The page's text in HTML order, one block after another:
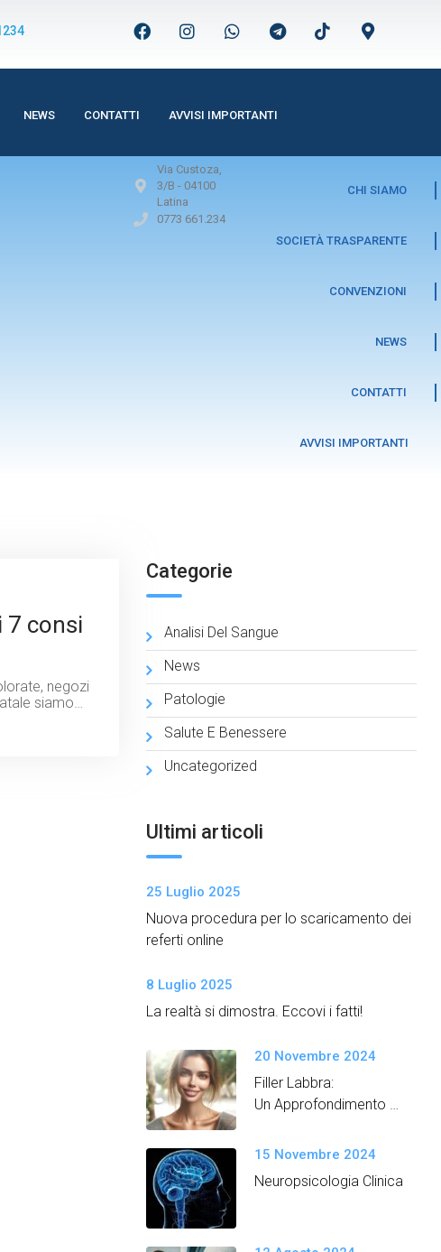
NEWS CONTATTI AVVISI IMPORTANTI
Via Custoza,
3/B - 04100
Latina
0773 661.234
CHI SIAMO
SOCIETÀ TRASPARENTE
CONVENZIONI
NEWS
CONTATTI
AVVISI IMPORTANTI
7 consi
negozi
siamo…
Categorie
Analisi Del Sangue
News
Patologie
Salute E Benessere
Uncategorized
Ultimi articoli
25 Luglio 2025
Nuova procedura per lo scaricamento dei
referti online
8 Luglio 2025
La realtà si dimostra. Eccovi i fatti!
20 Novembre 2024
Filler Labbra:
Un Approfondimento
15 Novembre 2024
Neuropsicologia Clinica